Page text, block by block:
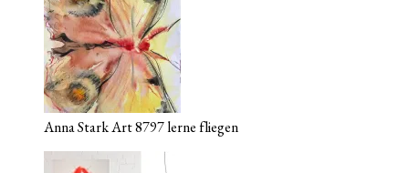
Anna Stark Art 8797 lerne fliegen